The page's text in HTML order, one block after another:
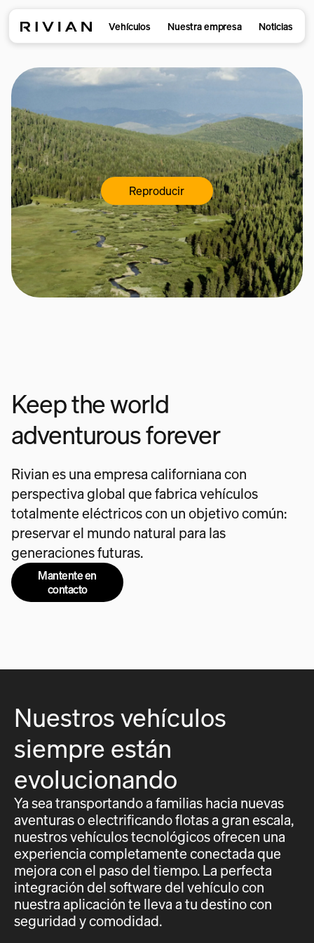
Vehículos Nuestra empresa Noticias
Reproducir
Keep the world
adventurous forever
Rivian es una empresa californiana con
perspectiva global que fabrica vehículos
totalmente eléctricos con un objetivo común:
preservar el mundo natural para las
generaciones futuras.
Mantente en
contacto
Nuestros vehículos
siempre están
evolucionando
Ya sea transportando a familias hacia nuevas
aventuras o electrificando flotas a gran escala,
nuestros vehículos tecnológicos ofrecen una
experiencia completamente conectada que
mejora con el paso del tiempo. La perfecta
integración del software del vehículo con
nuestra aplicación te lleva a tu destino con
seguridad y comodidad.